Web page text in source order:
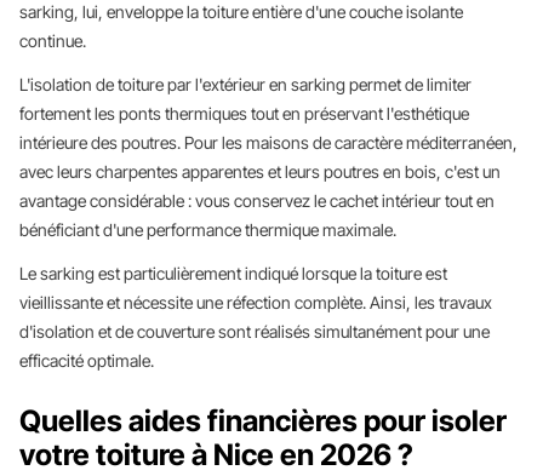
sarking, lui, enveloppe la toiture entière d'une couche isolante
continue.
L'isolation de toiture par l'extérieur en sarking permet de limiter
fortement les ponts thermiques tout en préservant l'esthétique
intérieure des poutres. Pour les maisons de caractère méditerranéen,
avec leurs charpentes apparentes et leurs poutres en bois, c'est un
avantage considérable : vous conservez le cachet intérieur tout en
bénéficiant d'une performance thermique maximale.
Le sarking est particulièrement indiqué lorsque la toiture est
vieillissante et nécessite une réfection complète. Ainsi, les travaux
d'isolation et de couverture sont réalisés simultanément pour une
efficacité optimale.
Quelles aides financières pour isoler
votre toiture à Nice en 2026 ?